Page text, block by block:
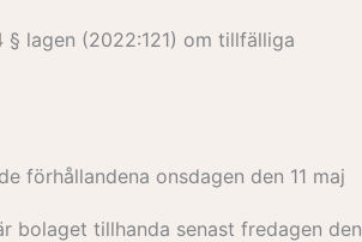
lagen (2022:121) om tillfälliga
förhållandena onsdagen den 11 maj
bolaget tillhanda senast fredagen den